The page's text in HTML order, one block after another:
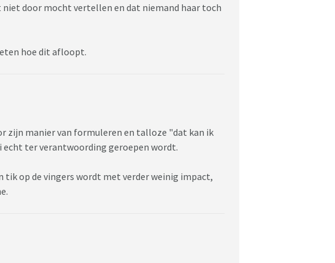
door mocht vertellen en dat niemand haar toch
hoe dit afloopt.
zijn manier van formuleren en talloze "dat kan ik
echt ter verantwoording geroepen wordt.
tik op de vingers wordt met verder weinig impact,